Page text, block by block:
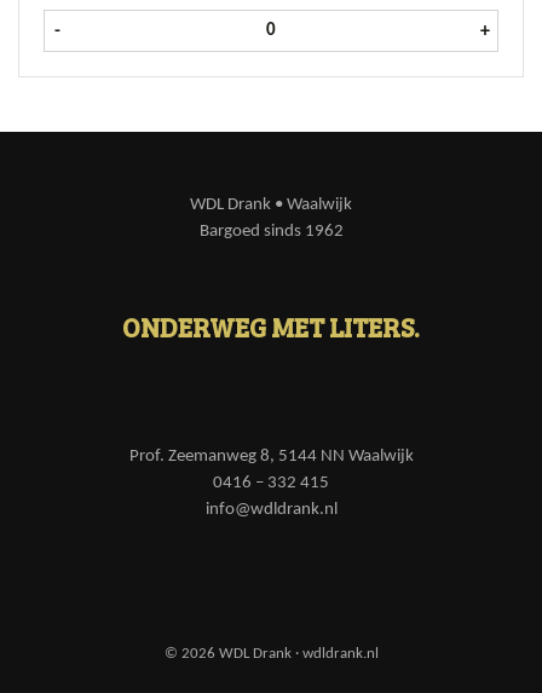
- Dommelsch pils fust 20 ltr aantal
+
WDL Drank • Waalwijk
Bargoed sinds 1962
ONDERWEG MET LITERS.
Prof. Zeemanweg 8, 5144 NN Waalwijk
0416 – 332 415
info@wdldrank.nl
© 2026 WDL Drank · wdldrank.nl